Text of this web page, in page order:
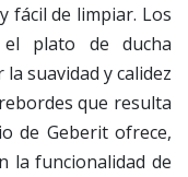
fácil de limpiar. Los
el plato de ducha
suavidad y calidez
que resulta
de Geberit ofrece,
la funcionalidad de